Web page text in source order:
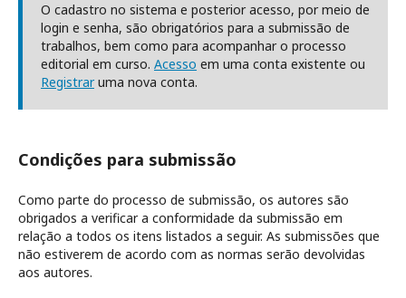
O cadastro no sistema e posterior acesso, por meio de
login e senha, são obrigatórios para a submissão de
trabalhos, bem como para acompanhar o processo
editorial em curso. Acesso em uma conta existente ou
Registraruma nova conta.
Condições para submissão
Como parte do processo de submissão, os autores são
obrigados a verificar a conformidade da submissão em
relação a todos os itens listados a seguir. As submissões que
não estiverem de acordo com as normas serão devolvidas
aos autores.